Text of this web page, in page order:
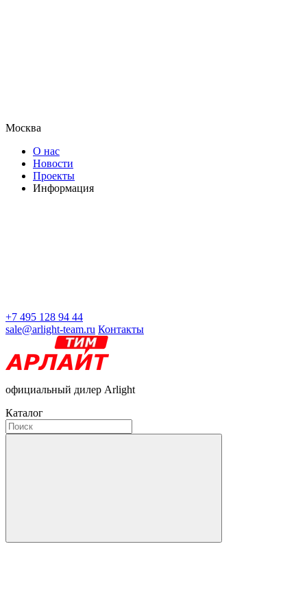
Москва
О нас
Новости
Проекты
Информация
+7 495 128 94 44
sale@arlight-team.ru Контакты
официальный дилер Arlight
Каталог